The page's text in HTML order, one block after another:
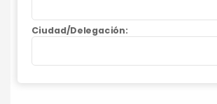
Ciudad/Delegación: